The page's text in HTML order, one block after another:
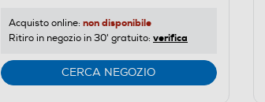
Acquisto online: non disponibile
Ritiro in negozio in 30' gratuito: verifica
CERCA NEGOZIO